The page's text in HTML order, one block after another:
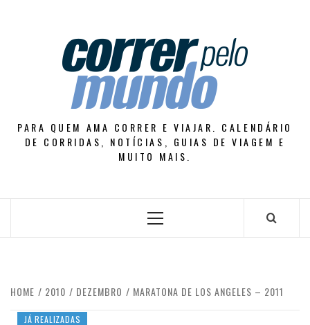
PARA QUEM AMA CORRER E VIAJAR. CALENDÁRIO
DE CORRIDAS, NOTÍCIAS, GUIAS DE VIAGEM E
MUITO MAIS.
Primary
HOME 2010 DEZEMBRO MARATONA DE LOS ANGELES – 2011
JÁ REALIZADAS